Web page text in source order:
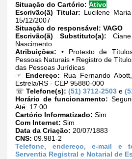
Situação do Cartório: Ativo
Escrivão(ã) Titular: Lucilene
15/12/2007
Situação do responsável: VAGO
Escrivão(ã) Substituto(a):
Nascimento
Atribuições: • Protesto de
Pessoas Naturais • Registro de
das Pessoas Jurídicas
☞ Endereço: Rua Fernando
Estrela/RS - CEP 95880-000
☏ Telefone(s): (51) 3712-2503 e
Horário de funcionamento:
Até: 17:00
Cartório Informatizado: Sim
Com Internet: Sim
Data da Criação: 20/07/1883
CNS: 09.981-2
Telefone, endereço, e-mail e
Serventia Registral e Notarial de